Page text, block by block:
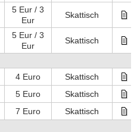
5 Eur / 3
Eur
Skattisch
5 Eur / 3
Eur
Skattisch
4 Euro
Skattisch
5 Euro
Skattisch
7 Euro
Skattisch